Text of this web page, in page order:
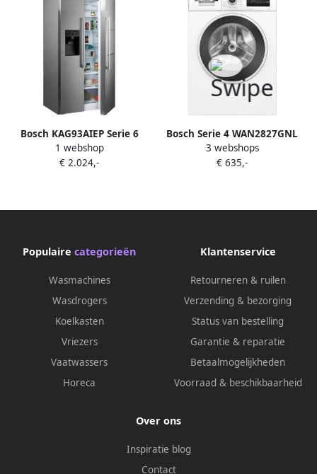
Bosch KAG93AIEP Serie 6
Amerikaanse koelkast Extra
breed RVS Total no frost
1 webshop
€ 2.024,-
Bosch Serie 4 WAN2827GNL
wasmachine Voorlader 8 kg
1400 RPM Wit
3 webshops
€ 635,-
Populaire categorieën
Wasmachines
Wasdrogers
Koelkasten
Vriezers
Vaatwassers
Horeca
Klantenservice
Retourneren & ruilen
Verzending & bezorging
Status van bestelling
Garantie & reparatie
Betaalmogelijkheden
Voorraad & beschikbaarheid
Over ons
Inspiratie blog
Contact